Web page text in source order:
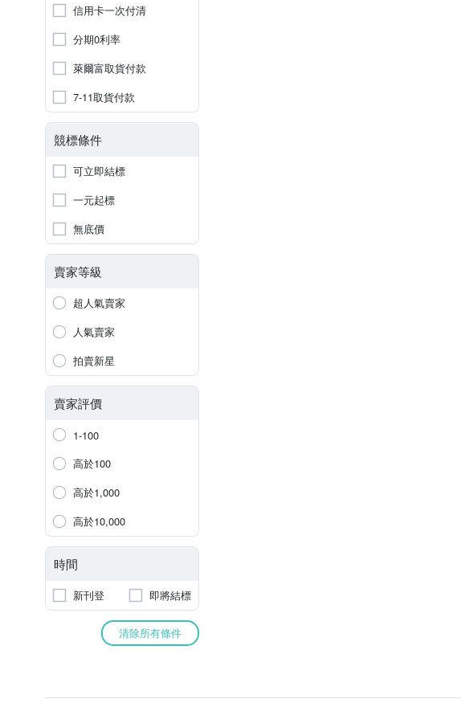
信用卡一次付清
分期0利率
萊爾富取貨付款
7-11取貨付款
競標條件
可立即結標
一元起標
無底價
賣家等級
超人氣賣家
人氣賣家
拍賣新星
賣家評價
1-100
高於100
高於1,000
高於10,000
時間
新刊登 即將結標
清除所有條件